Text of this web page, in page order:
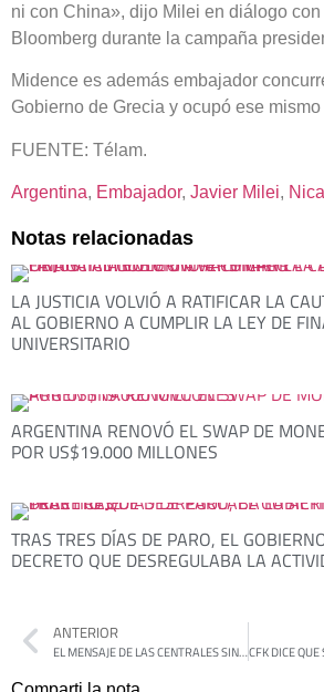
ni con China», dijo Milei en diálogo
Bloomberg durante la campaña
Midence es además embajador
Gobierno de Grecia y ocupó ese
FUENTE: Télam.
Argentina, Embajador, Javier Milei,
Notas relacionadas
LA JUSTICIA VOLVIÓ A RATIFICAR LA
AL GOBIERNO A CUMPLIR LA LEY DE
UNIVERSITARIO
ARGENTINA RENOVÓ EL SWAP DE
POR US$19.000 MILLONES
TRAS TRES DÍAS DE PARO, EL
DECRETO QUE DESREGULABA LA
ANTERIOR
EL MENSAJE DE LAS CENTRALES SINDICALES Y LOS MOVIMIENTOS SOCIALES: RESISTENCIA FRENTE AL AJUSTE